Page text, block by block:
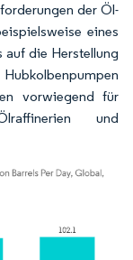
der Öl-
eines
die Herstellung
vorwiegend für
und